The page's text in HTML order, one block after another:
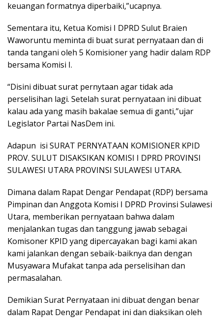
keuangan formatnya diperbaiki,”ucapnya.
Sementara itu, Ketua Komisi I DPRD Sulut Braien
Waworuntu meminta di buat surat pernyataan dan di
tanda tangani oleh 5 Komisioner yang hadir dalam RDP
bersama Komisi I.
“Disini dibuat surat pernytaan agar tidak ada
perselisihan lagi. Setelah surat pernyataan ini dibuat
kalau ada yang masih bakalae semua di ganti,”ujar
Legislator Partai NasDem ini.
Adapun isi SURAT PERNYATAAN KOMISIONER KPID
PROV. SULUT DISAKSIKAN KOMISI I DPRD PROVINSI
SULAWESI UTARA PROVINSI SULAWESI UTARA.
Dimana dalam Rapat Dengar Pendapat (RDP) bersama
Pimpinan dan Anggota Komisi I DPRD Provinsi Sulawesi
Utara, memberikan pernyataan bahwa dalam
menjalankan tugas dan tanggung jawab sebagai
Komisoner KPID yang dipercayakan bagi kami akan
kami jalankan dengan sebaik-baiknya dan dengan
Musyawara Mufakat tanpa ada perselisihan dan
permasalahan.
Demikian Surat Pernyataan ini dibuat dengan benar
dalam Rapat Dengar Pendapat ini dan diaksikan oleh